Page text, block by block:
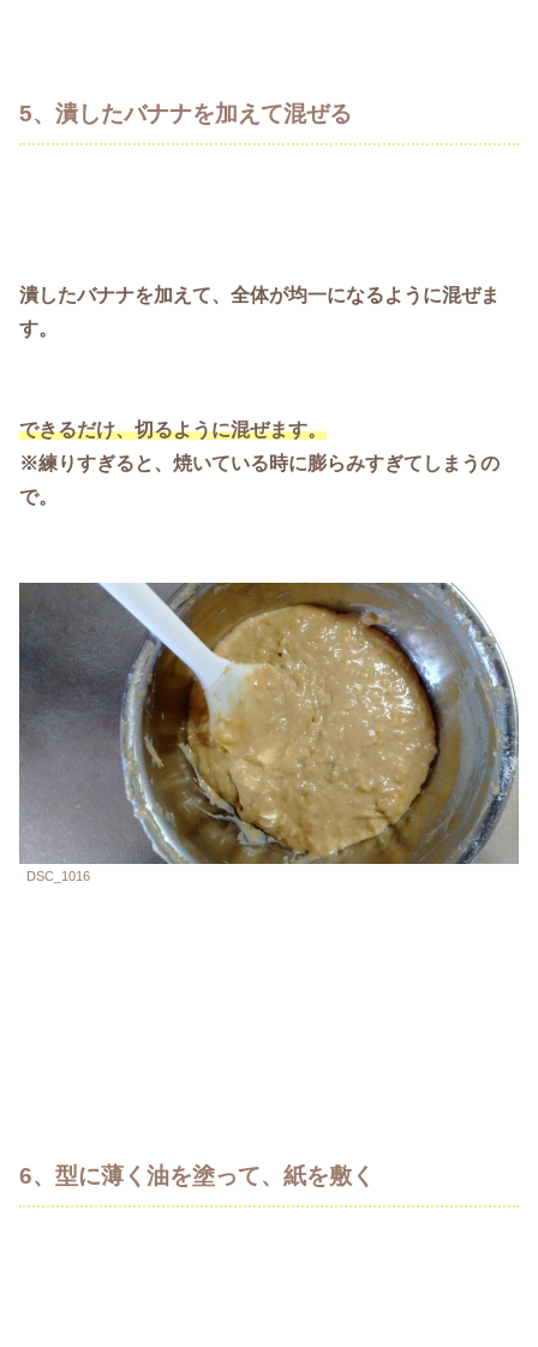
5、潰したバナナを加えて混ぜる
潰したバナナを加えて、全体が均一になるように混ぜま
す。
できるだけ、切るように混ぜます。
※練りすぎると、焼いている時に膨らみすぎてしまうの
で。
DSC_1016
6、型に薄く油を塗って、紙を敷く